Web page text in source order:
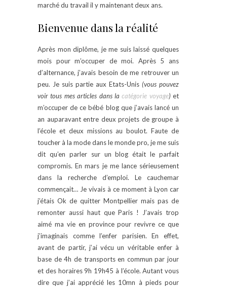
marché du travail il y maintenant deux ans.
Bienvenue dans la réalité
Après mon diplôme, je me suis laissé quelques
mois pour m’occuper de moi. Après 5 ans
d’alternance, j’avais besoin de me retrouver un
peu. Je suis partie aux Etats-Unis (vous pouvez
voir tous mes articles dans lacatégorie voyage) et
m’occuper de ce bébé blog que j’avais lancé un
an auparavant entre deux projets de groupe à
l’école et deux missions au boulot. Faute de
toucher à la mode dans le monde pro, je me suis
dit qu’en parler sur un blog était le parfait
compromis. En mars je me lance sérieusement
dans la recherche d’emploi. Le cauchemar
commençait… Je vivais à ce moment à Lyon car
j’étais Ok de quitter Montpellier mais pas de
remonter aussi haut que Paris ! J’avais trop
aimé ma vie en province pour revivre ce que
j’imaginais comme l’enfer parisien. En effet,
avant de partir, j’ai vécu un véritable enfer à
base de 4h de transports en commun par jour
et des horaires 9h 19h45 à l’école. Autant vous
dire que j’ai apprécié les 10mn à pieds pour